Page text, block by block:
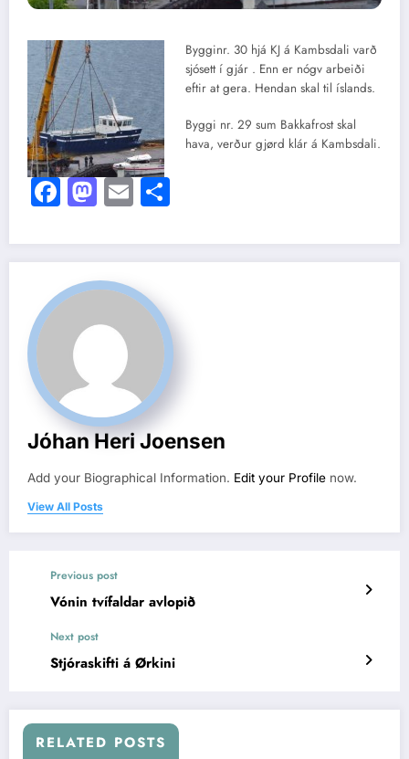
Bygginr. 30 hjá KJ á Kambsdali varð
sjósett í gjár . Enn er nógv arbeiði
eftir at gera. Hendan skal til íslands.
Byggi nr. 29 sum Bakkafrost skal
hava, verður gjørd klár á Kambsdali.
Facebook
Mastodon
Email
Jóhan Heri Joensen
Add your Biographical Information. Edit your Profile now.
View All Posts
Previous post
Vónin tvífaldar avlopið
Next post
Stjóraskifti á Ørkini
RELATED POSTS